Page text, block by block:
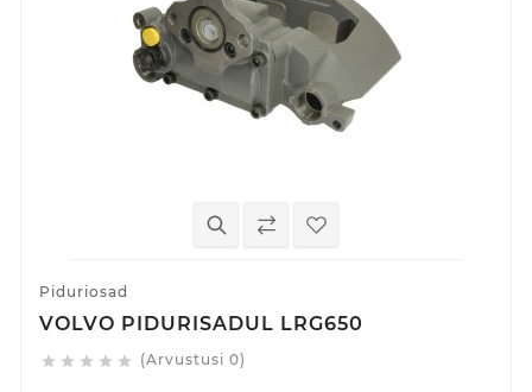
Piduriosad
VOLVO PIDURISADUL LRG650
     (Arvustusi 0)